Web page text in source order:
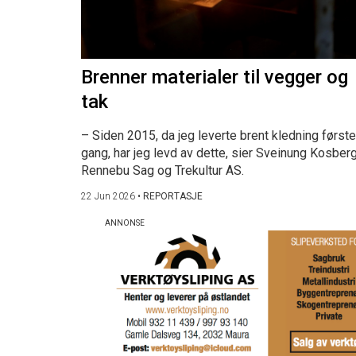
Brenner materialer til vegger og
tak
– Siden 2015, da jeg leverte brent kledning første
gang, har jeg levd av dette, sier Sveinung
Rennebu Sag og Trekultur AS.
22 Jun 2026 • REPORTASJE